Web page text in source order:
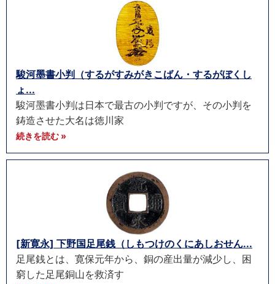
駿河墨書小判（するがすみがきこばん・するがぼくし
ょ...
駿河墨書小判は日本で最古の小判ですが、その小判を
鋳造させた大名は徳川家
続きを読む »
[新寛永] 下野国足尾銭（しもつけのくにあしおせん...
足尾銭とは、寛保元年から、銅の産出量が減少し、困
窮した足尾銅山を救済す